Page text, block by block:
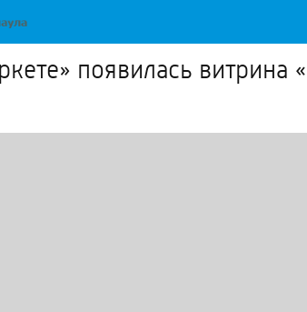
появилась витрина